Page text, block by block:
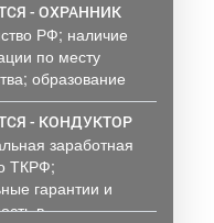
- ОХРАННИК
РФ; наличие
по месту
- КОНДУКТОР
заработная
ТКРФ;
гарантии и
в...